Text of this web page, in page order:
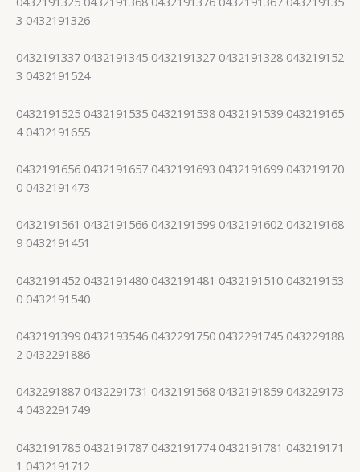
3 0432191326
0432191337 0432191345 0432191327 0432191328 043219152
3 0432191524
0432191525 0432191535 0432191538 0432191539 043219165
4 0432191655
0432191656 0432191657 0432191693 0432191699 043219170
0 0432191473
0432191561 0432191566 0432191599 0432191602 043219168
9 0432191451
0432191452 0432191480 0432191481 0432191510 043219153
0 0432191540
0432191399 0432193546 0432291750 0432291745 043229188
2 0432291886
0432291887 0432291731 0432191568 0432191859 043229173
4 0432291749
0432191785 0432191787 0432191774 0432191781 043219171
1 0432191712